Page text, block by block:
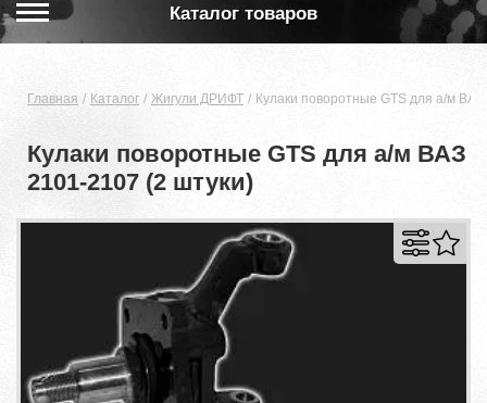
Каталог товаров
Главная Каталог Жигули ДРИФТ Кулаки поворотные GTS для а/м
Кулаки поворотные GTS для а/м ВАЗ
2101-2107 (2 штуки)